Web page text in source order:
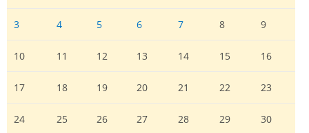
3 4 5 6 7 8 9
10 11 12 13 14 15 16
17 18 19 20 21 22 23
24 25 26 27 28 29 30